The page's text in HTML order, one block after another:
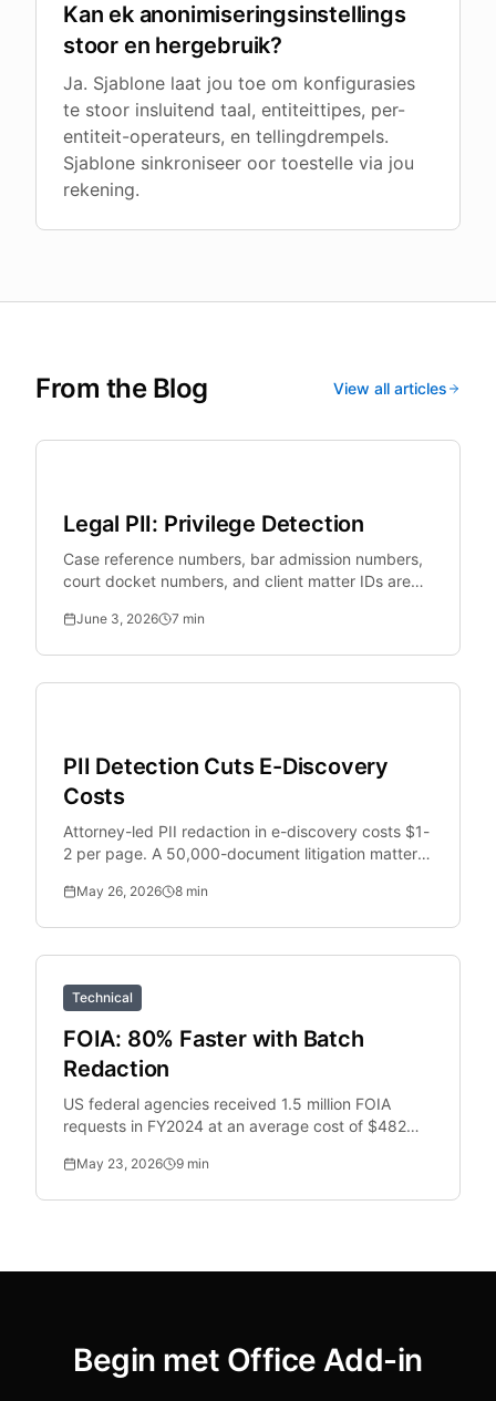
Kan ek anonimiseringsinstellings
stoor en hergebruik?
Ja. Sjablone laat jou toe om konfigurasies
te stoor insluitend taal, entiteittipes, per-
entiteit-operateurs, en tellingdrempels.
Sjablone sinkroniseer oor toestelle via jou
rekening.
From the Blog View all articles
Legal PII: Privilege Detection
Case reference numbers, bar admission numbers,
court docket numbers, and client matter IDs are
miss.
June 3, 2026 7 min
PII Detection Cuts E-Discovery
Costs
Attorney-led PII redaction in e-discovery costs $1-
2 per page. A 50,000-document litigation matter
May 26, 2026 8 min
Technical
FOIA: 80% Faster with Batch
Redaction
US federal agencies received 1.5 million FOIA
requests in FY2024 at an average cost of $482
processing time from.
May 23, 2026 9 min
Begin met Office Add-in